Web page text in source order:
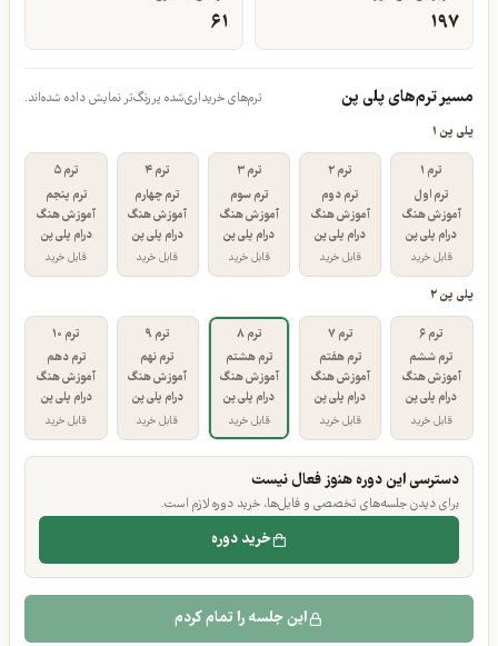
۱۹۷ ۶۱
مسیر ترم‌های پلی پن
ترم ۱
ترم اول
آموزش هنگ
درام پلی پن
قابل خرید
ترم ۲
ترم دوم
آموزش هنگ
درام پلی پن
ترم ۳
ترم سوم
آموزش هنگ
درام پلی پن
ترم ۴
ترم چهارم
آموزش هنگ
درام پلی پن
ترم ۵
ترم پنجم
آموزش هنگ
درام پلی پن
ترم ۶
ترم ششم
آموزش هنگ
قابل خرید
ترم ۷
ترم هفتم
آموزش هنگ
قابل خرید
ترم ۸
ترم هشتم
آموزش هنگ
قابل خرید
ترم ۹
ترم نهم
آموزش هنگ
ترم ۱۰
ترم دهم
آموزش هنگ
دسترسی این دوره هنوز فعال نیست
برای دیدن جلسه‌های تخصصی و فایل‌ها، خرید دوره لازم است.
خرید دوره